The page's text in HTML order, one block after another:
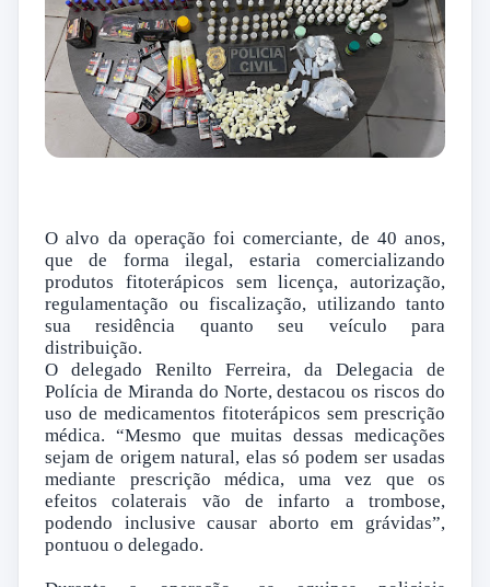
O alvo da operação foi comerciante, de 40 anos,
que de forma ilegal, estaria comercializando
produtos fitoterápicos sem licença, autorização,
regulamentação ou fiscalização, utilizando tanto
sua residência quanto seu veículo para
distribuição.
O delegado Renilto Ferreira, da Delegacia de
Polícia de Miranda do Norte, destacou os riscos do
uso de medicamentos fitoterápicos sem prescrição
médica. “Mesmo que muitas dessas medicações
sejam de origem natural, elas só podem ser usadas
mediante prescrição médica, uma vez que os
efeitos colaterais vão de infarto a trombose,
podendo inclusive causar aborto em grávidas”,
pontuou o delegado.